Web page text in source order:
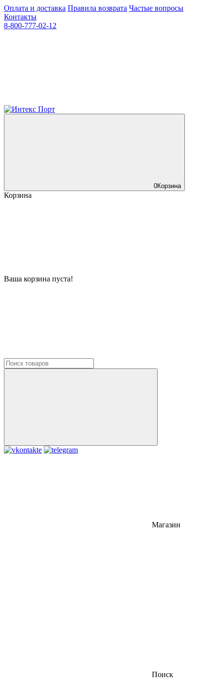
Оплата и доставка Правила возврата Частые вопросы
Контакты
8-800-777-02-12
0Корзина
Корзина
Ваша корзина пуста!
Магазин
Поиск